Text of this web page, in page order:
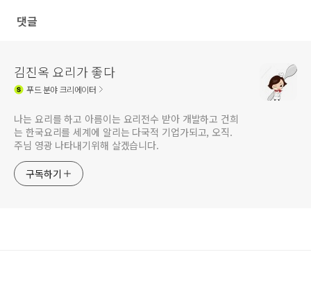
댓글
김진옥 요리가 좋다
푸드분야 크리에이터
나는 요리를 하고 아름이는 요리전수 받아 개발하고 건희
는 한국요리를 세계에 알리는 다국적 기업가되고, 오직.
주님 영광 나타내기위해 살겠습니다.
구독하기